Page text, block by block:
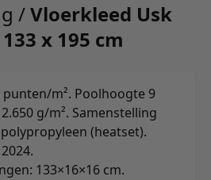
/Vloerkleed Usk
x 195 cm
punten/m². Poolhoogte 9
g/m². Samenstelling
(heatset).
133×16×16 cm.